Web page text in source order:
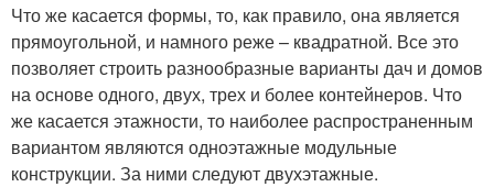
Что же касается формы, то, как правило, она является
прямоугольной, и намного реже – квадратной. Все это
позволяет строить разнообразные варианты дач и домов
на основе одного, двух, трех и более контейнеров. Что
же касается этажности, то наиболее распространенным
вариантом являются одноэтажные модульные
конструкции. За ними следуют двухэтажные.